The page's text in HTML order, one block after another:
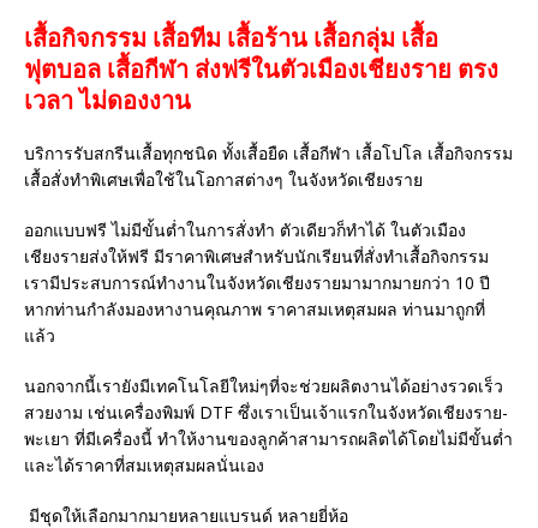
เสื้อกิจกรรม เสื้อทีม เสื้อร้าน เสื้อกลุ่ม เสื้อ
ฟุตบอล เสื้อกีฬา ส่งฟรีในตัวเมืองเชียงราย ตรง
เวลา ไม่ดองงาน
บริการรับสกรีนเสื้อทุกชนิด ทั้งเสื้อยืด เสื้อกีฬา เสื้อโปโล เสื้อกิจกรรม
เสื้อสั่งทำพิเศษเพื่อใช้ในโอกาสต่างๆ ในจังหวัดเชียงราย
ออกแบบฟรี ไม่มีขั้นต่ำในการสั่งทำ ตัวเดียวก็ทำได้ ในตัวเมือง
เชียงรายส่งให้ฟรี มีราคาพิเศษสำหรับนักเรียนที่สั่งทำเสื้อกิจกรรม
เรามีประสบการณ์ทำงานในจังหวัดเชียงรายมามากมายกว่า 10 ปี
หากท่านกำลังมองหางานคุณภาพ ราคาสมเหตุสมผล ท่านมาถูกที่
แล้ว
นอกจากนี้เรายังมีเทคโนโลยีใหม่ๆที่จะช่วยผลิตงานได้อย่างรวดเร็ว
สวยงาม เช่นเครื่องพิมพ์ DTF ซึ่งเราเป็นเจ้าแรกในจังหวัดเชียงราย-
พะเยา ที่มีเครื่องนี้ ทำให้งานของลูกค้าสามารถผลิตได้โดยไม่มีขั้นต่ำ
และได้ราคาที่สมเหตุสมผลนั่นเอง
มีชุดให้เลือกมากมายหลายแบรนด์ หลายยี่ห้อ